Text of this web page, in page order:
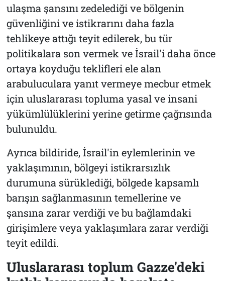
ulaşma şansını zedelediği ve bölgenin
güvenliğini ve istikrarını daha fazla
tehlikeye attığı teyit edilerek, bu tür
politikalara son vermek ve İsrail'i daha önce
ortaya koyduğu teklifleri ele alan
arabuluculara yanıt vermeye mecbur etmek
için uluslararası topluma yasal ve insani
yükümlülüklerini yerine getirme çağrısında
bulunuldu.
Ayrıca bildiride, İsrail'in eylemlerinin ve
yaklaşımının, bölgeyi istikrarsızlık
durumuna sürüklediği, bölgede kapsamlı
barışın sağlanmasının temellerine ve
şansına zarar verdiği ve bu bağlamdaki
girişimlere veya yaklaşımlara zarar verdiği
teyit edildi.
Uluslararası toplum Gazze'deki